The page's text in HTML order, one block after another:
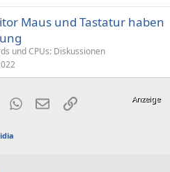
Maus und Tastatur haben
und CPUs: Diskussionen
WhatsApp
E-MailLink